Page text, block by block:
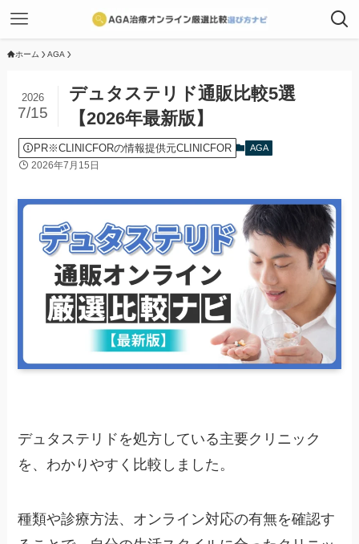
ホーム AGA
デュタステリド通販比較5選
【2026年最新版】
2026
7/15
PR※CLINICFORの情報提供元CLINICFOR AGA
2026年7月15日
デュタステリドを処方している主要クリニック
を、わかりやすく比較しました。
種類や診療方法、オンライン対応の有無を確認す